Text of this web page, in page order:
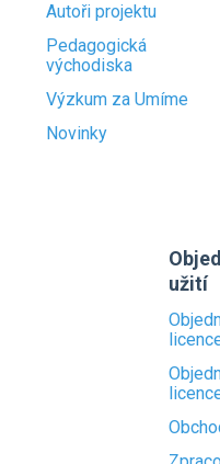
Autoři projektu
Pedagogická
východiska
Výzkum za Umíme
Novinky
užití